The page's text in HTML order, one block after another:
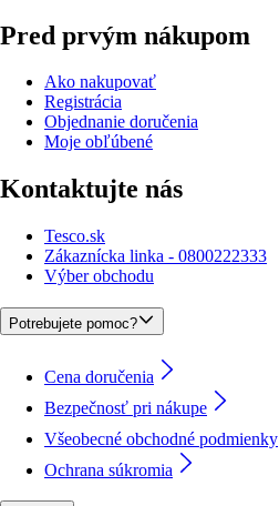
Pred prvým nákupom
Ako nakupovať
Registrácia
Objednanie doručenia
Moje obľúbené
Kontaktujte nás
Tesco.sk
Zákaznícka linka - 0800222333
Výber obchodu
Potrebujete pomoc?
Cena doručenia
Bezpečnosť pri nákupe
Všeobecné obchodné podmienky
Ochrana súkromia